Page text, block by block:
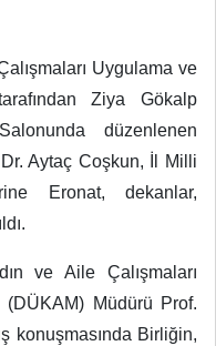
Uygulama ve
Ziya Gökalp
düzenlenen
Dr. Aytaç Coşkun, İl Milli
Eronat, dekanlar,
ve Aile Çalışmaları
(DÜKAM) Müdürü Prof.
konuşmasında Birliğin,